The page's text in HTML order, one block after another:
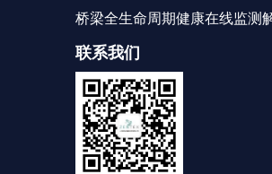
桥梁全生命周期健康在线监测
联系我们